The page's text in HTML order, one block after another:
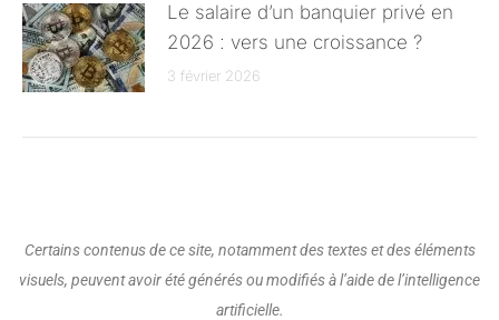
Le salaire d’un banquier privé en
2026 : vers une croissance ?
3 février 2026
Certains contenus de ce site, notamment des textes et des éléments
visuels, peuvent avoir été générés ou modifiés à l’aide de l’intelligence
artificielle.